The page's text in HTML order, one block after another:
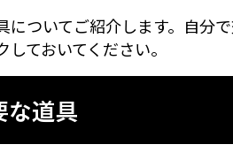
ついてご紹介します。自分
ておいてください。
な道具